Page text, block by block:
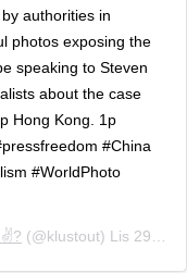
authorities in
photos exposing the
speaking to Steven
about the case
Hong Kong. 1p
#China
#WorldPhoto
✌? (@klustout) Lis 29, 2018 o 4:02 PST